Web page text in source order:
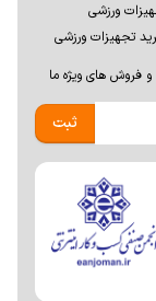
ورزشی
تجهیزات ورزشی
فروش های ويژه ما
ثبت